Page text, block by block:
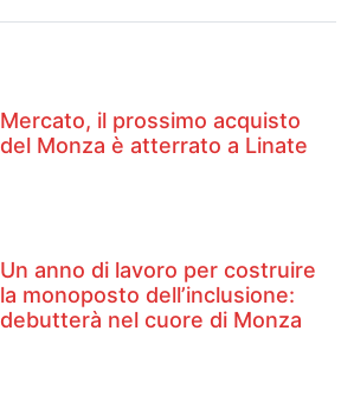
Mercato, il prossimo acquisto
del Monza è atterrato a Linate
Un anno di lavoro per costruire
la monoposto dell’inclusione:
debutterà nel cuore di Monza